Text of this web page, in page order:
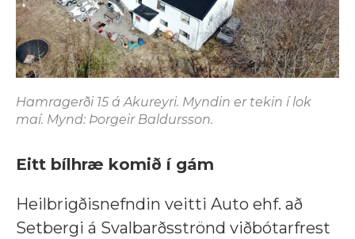
Hamragerði 15 á Akureyri. Myndin er tekin í lok
maí. Mynd: Þorgeir Baldursson.
Eitt bílhræ komið í gám
Heilbrigðisnefndin veitti Auto ehf. að
Setbergi á Svalbarðsströnd viðbótarfrest